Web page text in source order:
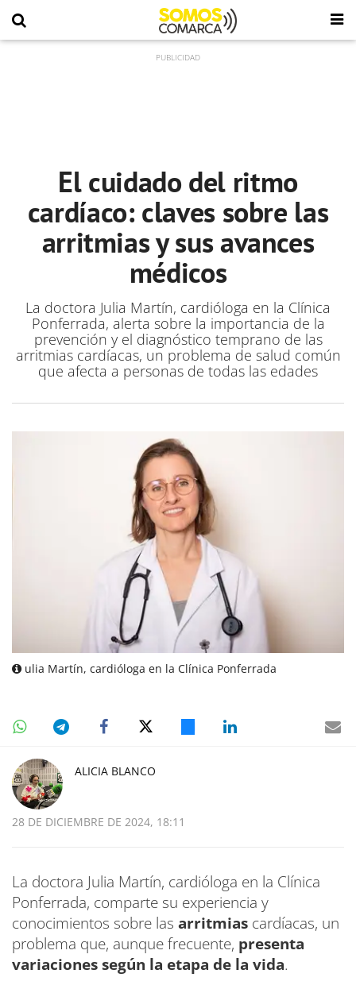
El cuidado del ritmo
cardíaco: claves sobre las
arritmias y sus avances
médicos
La doctora Julia Martín, cardióloga en la Clínica
Ponferrada, alerta sobre la importancia de la
prevención y el diagnóstico temprano de las
arritmias cardíacas, un problema de salud común
que afecta a personas de todas las edades
ulia Martín, cardióloga en la Clínica Ponferrada
ALICIA BLANCO
28 DE DICIEMBRE DE 2024, 18:11
La doctora Julia Martín, cardióloga en la Clínica
Ponferrada, comparte su experiencia y
conocimientos sobre las arritmias cardíacas, un
problema que, aunque frecuente, presenta
variaciones según la etapa de la vida.